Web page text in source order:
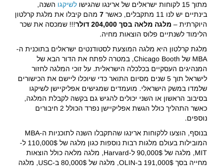
מתוך 15 לקוחות ישראלים של ארינגו שהגישו
לשיקגו השנה,
בינתיים יש לנו 11 מתקבלים, כאשר
7 מהם קיבלו את מלגת קרלטון
היוקרתית – מלגה מלאה בסך 204,000 דולר
!!! שמכסה את שכר
הלימוד לשנתיים פלוס הוצאות מחיה.
מלגת קרלטון היא מלגה המוצעת לסטודנטים ישראלים בתוכנית ה-
MBA של Chicago Booth, במטרה לפתח את הדור הבא של
המנהיגים העסקיים בכלכלה הישראלית. על זוכי המלגה לחזור
לישראל תוך 5 שנים מסיום התואר כדי שיוכלו ליישם את הכישורים
שלמדו במשק הישראלי. מועמדים שמגישים אפליקיישן לשיקגו
בסיבוב הראשון או השני יכולים להגיש גם בקשה לקבלת המלגה,
כאשר התהליך כולל הגשת אפליקיישן נפרד הכולל 2 חיבורים
נוספים.
בנוסף, הוצעו ללקוחות ארינגו שהתקבלו השנה לתוכניות ה-MBA
המובילות בעולם מלגות רבות נוספות כגון מלגה של 110,000$ ל-
MIT, מלגה של 90,000$ ל-Harvard, מלגה מלאה כולל הוצאות
מחייה בסך 191,000$ ב-OLIN, מלגה של 80,000$ ב-USC, מלגה